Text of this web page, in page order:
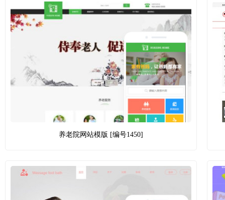
养老院网站模版 [编号1450]